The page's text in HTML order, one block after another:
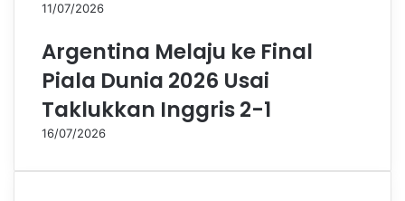
11/07/2026
Argentina Melaju ke Final
Piala Dunia 2026 Usai
Taklukkan Inggris 2-1
16/07/2026